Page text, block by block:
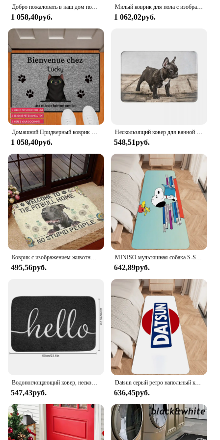
Добро пожаловать в наш дом под заказ, напольный коврик с именем собаки, кошки, персонализированные напольные коврики, ковер всех цветов, аксессуары для домашнего декора с любым логотипом
1 058,40руб.
Милый коврик для пола с изображением собаки таксы, фланелевые коврики с графическим принтом для ванной комнаты, кухни, входной ковер, домашний декор
1 062,02руб.
Домашний Придверный коврик Bienvenue у домашних животных, персонализированный коврик для собак и кошек, коврик для прихожей, напольные коврики, ковер, аксессуары для домашнего декора
1 058,40руб.
Нескользящий ковер для ванной комнаты с французским бульдогом, портретный коврик для спальни, коврик для входной двери, домашний декор, ковер
548,51руб.
495,56руб. 642,89руб.
547,43руб.
Datsun серый ретро напольный коврик с графическим принтом для ванной комнаты, кухни, Декор для дома
636,45руб.